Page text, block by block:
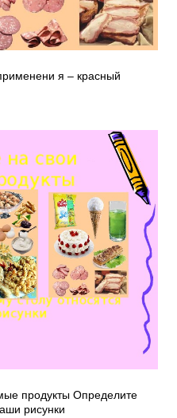
я – красный
продукты Определите
рисунки